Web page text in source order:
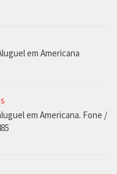
em Americana
em Americana. Fone /